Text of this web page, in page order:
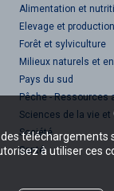
à utiliser ces
Alimentation et
Elevage et
Forêt et sylviculture
Milieux naturels et
Pays du sud
Pêche - Ressources
Sciences de la vie et
Société
Santé